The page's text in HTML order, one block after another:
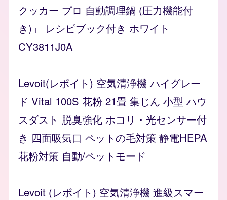
クッカー プロ 自動調理鍋 (圧力機能付
き)」 レシピブック付き ホワイト
CY3811J0A
Levoit(レボイト) 空気清浄機 ハイグレー
ド Vital 100S 花粉 21畳 集じん 小型 ハウ
スダスト 脱臭強化 ホコリ・光センサー付
き 四面吸気口 ペットの毛対策 静電HEPA
花粉対策 自動/ペットモード
Levoit (レボイト) 空気清浄機 進級スマー